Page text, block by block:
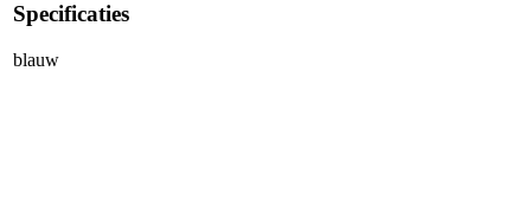
Specificaties
blauw